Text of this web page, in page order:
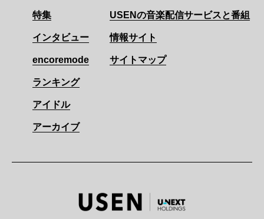
特集
インタビュー
encoremode
ランキング
アイドル
アーカイブ
USENの音楽配信サービスと番組
情報サイト
サイトマップ